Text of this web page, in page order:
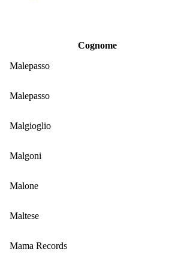
Cognome
Malepasso
Malepasso
Malgioglio
Malgoni
Malone
Maltese
Mama Records